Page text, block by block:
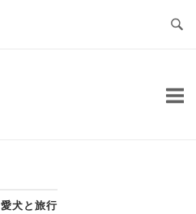
愛犬と旅行